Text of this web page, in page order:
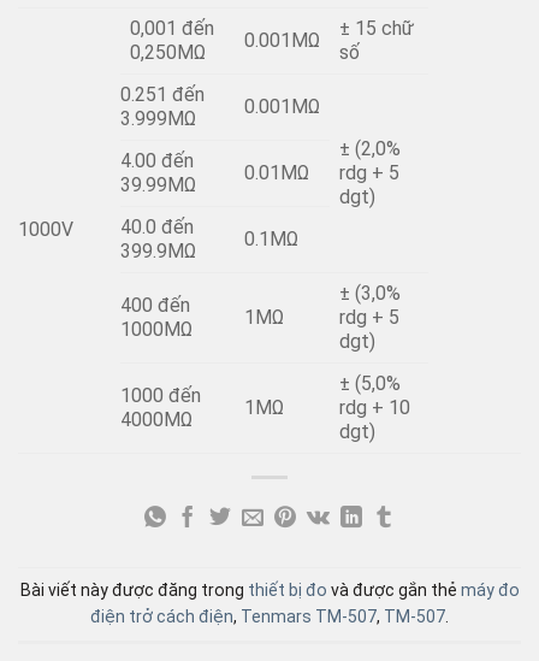
1000V
0,001 đến
0,250MΩ
0.001MΩ
± 15 chữ
số
0.251 đến
3.999MΩ
0.001MΩ
± (2,0%
rdg + 5
dgt)
4.00 đến
39.99MΩ
0.01MΩ
40.0 đến
399.9MΩ
0.1MΩ
400 đến
1000MΩ
1MΩ
± (3,0%
rdg + 5
dgt)
1000 đến
4000MΩ
1MΩ
± (5,0%
rdg + 10
dgt)
Bài viết này được đăng trong thiết bị đo và được gắn thẻ máy đo
điện trở cách điện, Tenmars TM-507, TM-507.